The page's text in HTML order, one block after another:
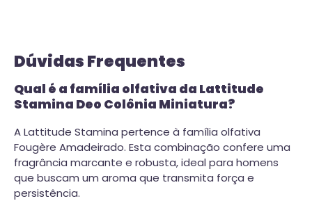
Dúvidas Frequentes
Qual é a família olfativa da Lattitude
Stamina Deo Colônia Miniatura?
A Lattitude Stamina pertence à família olfativa
Fougère Amadeirado. Esta combinação confere uma
fragrância marcante e robusta, ideal para homens
que buscam um aroma que transmita força e
persistência.